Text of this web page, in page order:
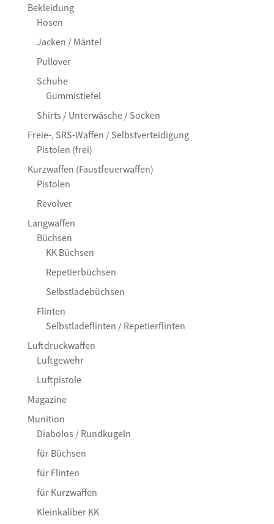
Bekleidung
Hosen
Jacken / Mäntel
Pullover
Schuhe
Gummistiefel
Shirts / Unterwäsche / Socken
Freie-, SRS-Waffen / Selbstverteidigung
Pistolen (frei)
Kurzwaffen (Faustfeuerwaffen)
Pistolen
Revolver
Langwaffen
Büchsen
KK Büchsen
Repetierbüchsen
Selbstladebüchsen
Flinten
Selbstladeflinten / Repetierflinten
Luftdruckwaffen
Luftgewehr
Luftpistole
Magazine
Munition
Diabolos / Rundkugeln
für Büchsen
für Flinten
für Kurzwaffen
Kleinkaliber KK